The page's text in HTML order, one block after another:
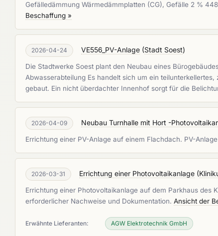
Gefälledämmung Wärmedämmplatten (CG), Gefälle 2 %
Beschaffung »
2026-04-24 VE556_PV-Anlage (Stadt Soest)
Die Stadtwerke Soest plant den Neubau eines
Abwasserabteilung Es handelt sich um ein
gebaut. Ein nicht überdachter Innenhof sorgt für die
2026-04-09 Neubau Turnhalle mit Hort -
Errichtung einer PV-Anlage auf einem Flachdach. PV-
2026-03-31 Errichtung einer Photovoltaikanlage (
Errichtung einer Photovoltaikanlage auf dem Parkhaus
erforderlicher Nachweise und Dokumentation. Ansicht der
Erwähnte Lieferanten: AGW Elektrotechnik GmbH